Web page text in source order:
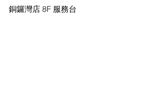
銅鑼灣店 8F 服務台